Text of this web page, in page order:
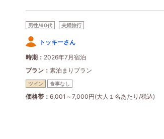
男性/60代 夫婦旅行
トッキーさん
時期
2026年7月宿泊
プラン
素泊まりプラン
ツイン 食事なし
価格帯 6,001～7,000円(大人１名あたり/税込)